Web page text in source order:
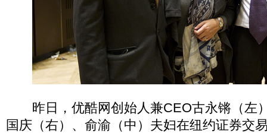
昨日，优酷网创始人兼CEO古永锵（左
国庆（右）、俞渝（中）夫妇在纽约证券交